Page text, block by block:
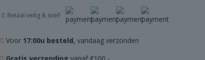
aantal
Betaal veilig & snel!
Voor 17:00u besteld, vandaag verzonden